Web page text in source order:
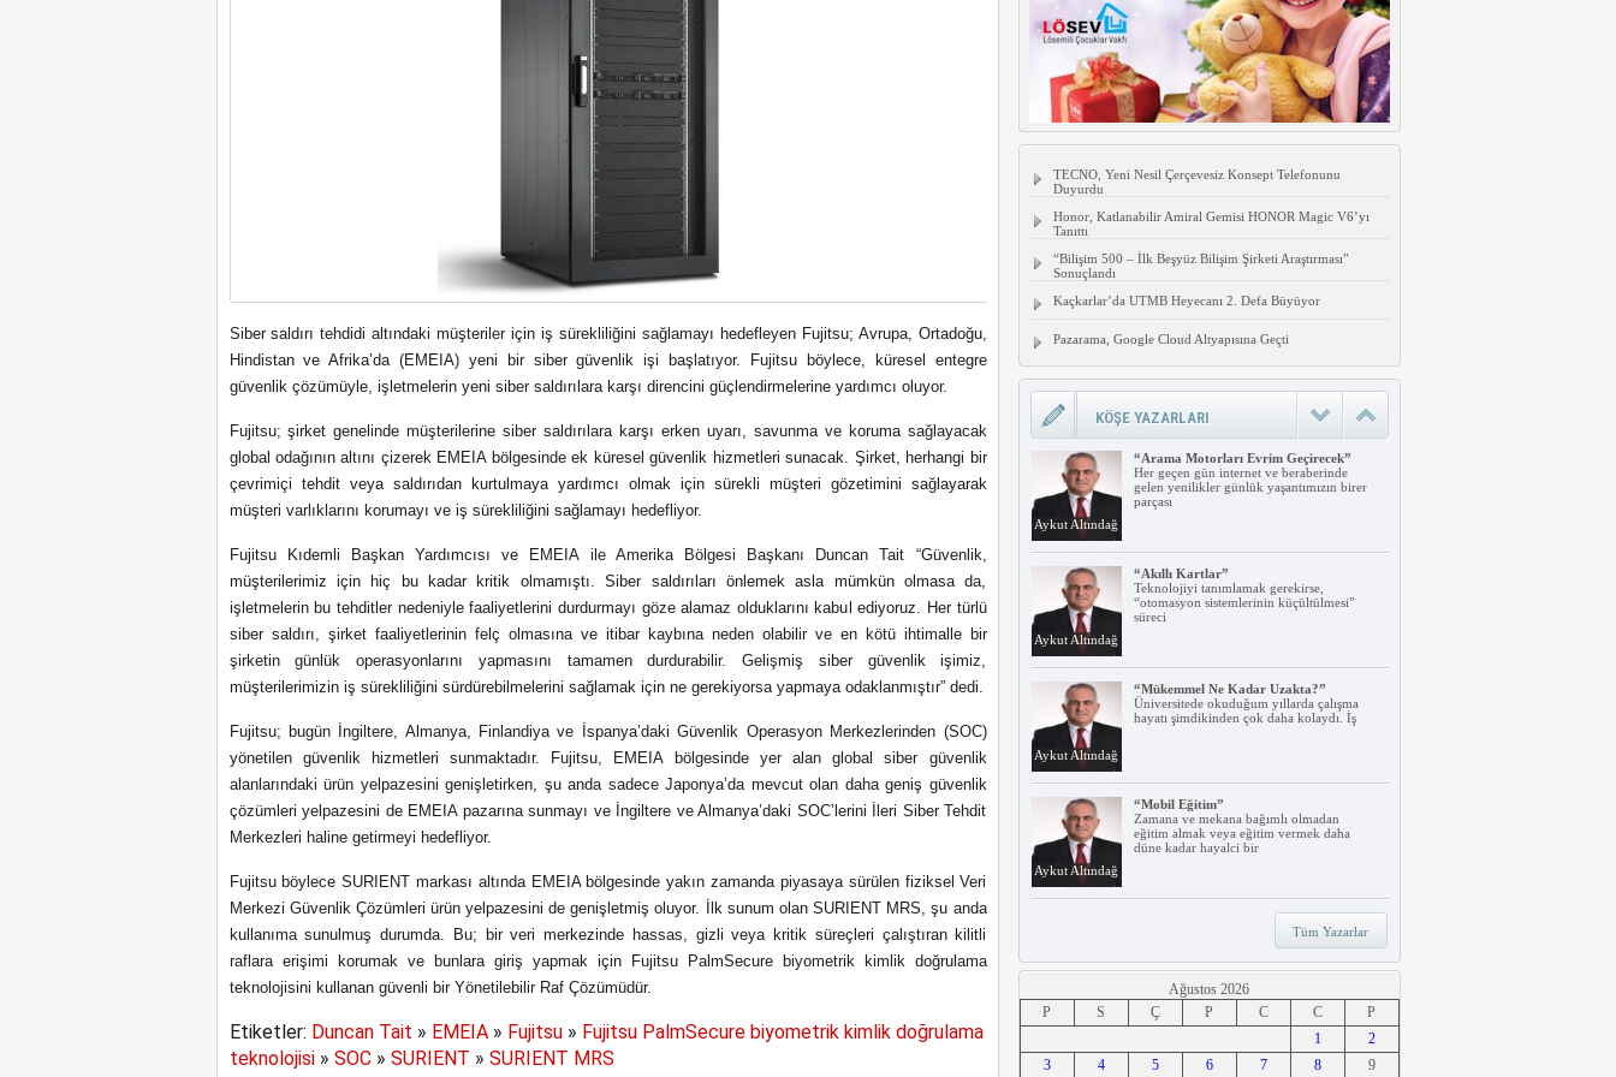
Siber saldırı tehdidi altındaki müşteriler için iş sürekliliğini sağlamayı hedefleyen Fujitsu; Avrupa, Ortadoğu,
Hindistan ve Afrika’da (EMEIA) yeni bir siber güvenlik işi başlatıyor. Fujitsu böylece, küresel entegre
güvenlik çözümüyle, işletmelerin yeni siber saldırılara karşı direncini güçlendirmelerine yardımcı oluyor.
Fujitsu; şirket genelinde müşterilerine siber saldırılara karşı erken uyarı, savunma ve koruma sağlayacak
global odağının altını çizerek EMEIA bölgesinde ek küresel güvenlik hizmetleri sunacak. Şirket, herhangi bir
çevrimiçi tehdit veya saldırıdan kurtulmaya yardımcı olmak için sürekli müşteri gözetimini sağlayarak
müşteri varlıklarını korumayı ve iş sürekliliğini sağlamayı hedefliyor.
Fujitsu Kıdemli Başkan Yardımcısı ve EMEIA ile Amerika Bölgesi Başkanı Duncan Tait “Güvenlik,
müşterilerimiz için hiç bu kadar kritik olmamıştı. Siber saldırıları önlemek asla mümkün olmasa da,
işletmelerin bu tehditler nedeniyle faaliyetlerini durdurmayı göze alamaz olduklarını kabul ediyoruz. Her türlü
siber saldırı, şirket faaliyetlerinin felç olmasına ve itibar kaybına neden olabilir ve en kötü ihtimalle bir
şirketin günlük operasyonlarını yapmasını tamamen durdurabilir. Gelişmiş siber güvenlik işimiz,
müşterilerimizin iş sürekliliğini sürdürebilmelerini sağlamak için ne gerekiyorsa yapmaya odaklanmıştır” dedi.
Fujitsu; bugün İngiltere, Almanya, Finlandiya ve İspanya’daki Güvenlik Operasyon Merkezlerinden (SOC)
yönetilen güvenlik hizmetleri sunmaktadır. Fujitsu, EMEIA bölgesinde yer alan global siber güvenlik
alanlarındaki ürün yelpazesini genişletirken, şu anda sadece Japonya’da mevcut olan daha geniş güvenlik
çözümleri yelpazesini de EMEIA pazarına sunmayı ve İngiltere ve Almanya’daki SOC’lerini İleri Siber Tehdit
Merkezleri haline getirmeyi hedefliyor.
Fujitsu böylece SURIENT markası altında EMEIA bölgesinde yakın zamanda piyasaya sürülen fiziksel Veri
Merkezi Güvenlik Çözümleri ürün yelpazesini de genişletmiş oluyor. İlk sunum olan SURIENT MRS, şu anda
kullanıma sunulmuş durumda. Bu; bir veri merkezinde hassas, gizli veya kritik süreçleri çalıştıran kilitli
raflara erişimi korumak ve bunlara giriş yapmak için Fujitsu PalmSecure biyometrik kimlik doğrulama
teknolojisini kullanan güvenli bir Yönetilebilir Raf Çözümüdür.
Etiketler: Duncan Tait » EMEIA» Fujitsu» Fujitsu PalmSecure biyometrik kimlik doğrulama
teknolojisi» SOC» SURIENT » SURIENT MRS
TECNO, Yeni Nesil Çerçevesiz Konsept Telefonunu
Duyurdu
Honor, Katlanabilir Amiral Gemisi HONOR Magic V6’yı
Tanıttı
“Bilişim 500 – İlk Beşyüz Bilişim Şirketi Araştırması”
Sonuçlandı
Kaçkarlar’da UTMB Heyecanı 2. Defa Büyüyor
Pazarama, Google Cloud Altyapısına Geçti
KÖŞE YAZARLARI
Aykut Altındağ
“Arama Motorları Evrim Geçirecek”
Her geçen gün internet ve beraberinde
gelen yenilikler günlük yaşantımızın birer
parçası
Aykut Altındağ
“Akıllı Kartlar”
Teknolojiyi tanımlamak gerekirse,
“otomasyon sistemlerinin küçültülmesi”
süreci
Aykut Altındağ
“Mükemmel Ne Kadar Uzakta?”
Üniversitede okuduğum yıllarda çalışma
hayatı şimdikinden çok daha kolaydı. İş
Aykut Altındağ
“Mobil Eğitim”
Zamana ve mekana bağımlı olmadan
eğitim almak veya eğitim vermek daha
düne kadar hayalci bir
“Teknoloji, Hızlı Tren ve İrem…”
Belki dikkatinizi çekmiştir. Türkiye’nin ilk
hızlı treni Ankara – Eskişehir
“Ne Duruyorsunuz, Dijitalleşsenize!”
Arabanız kendi kendine park ederken, siz
apartmanınıza giriyor ve evinizin kapısını
Tüm Yazarlar
Ağustos 2026
P
S Ç P C C
P
1
2
3
4 5 6 7 8
9